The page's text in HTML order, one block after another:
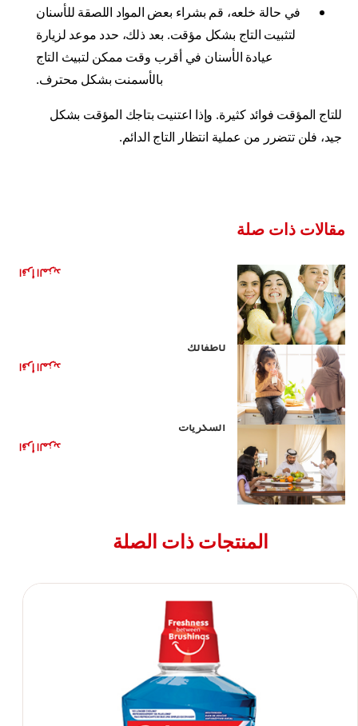
في حالة خلعه، قم بشراء بعض المواد اللصقة للأسنان
لتثبيت التاج بشكل مؤقت. بعد ذلك، حدد موعد لزيارة
عيادة الأسنان في أقرب وقت ممكن لتبيث التاج
بالأسمنت بشكل محترف.
للتاج المؤقت فوائد كثيرة. وإذا اعتنيت بتاجك المؤقت بشكل
جيد، فلن تتضرر من عملية انتظار التاج الدائم.
مقالات ذات صلة
اقرأ المزيد
لأطفالك
اقرأ المزيد
السكريات
اقرأ المزيد
المنتجات ذات الصلة